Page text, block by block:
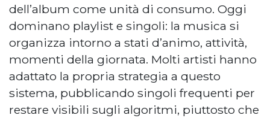
dell’album come unità di consumo. Oggi
dominano playlist e singoli: la musica si
organizza intorno a stati d’animo, attività,
momenti della giornata. Molti artisti hanno
adattato la propria strategia a questo
sistema, pubblicando singoli frequenti per
restare visibili sugli algoritmi, piuttosto che